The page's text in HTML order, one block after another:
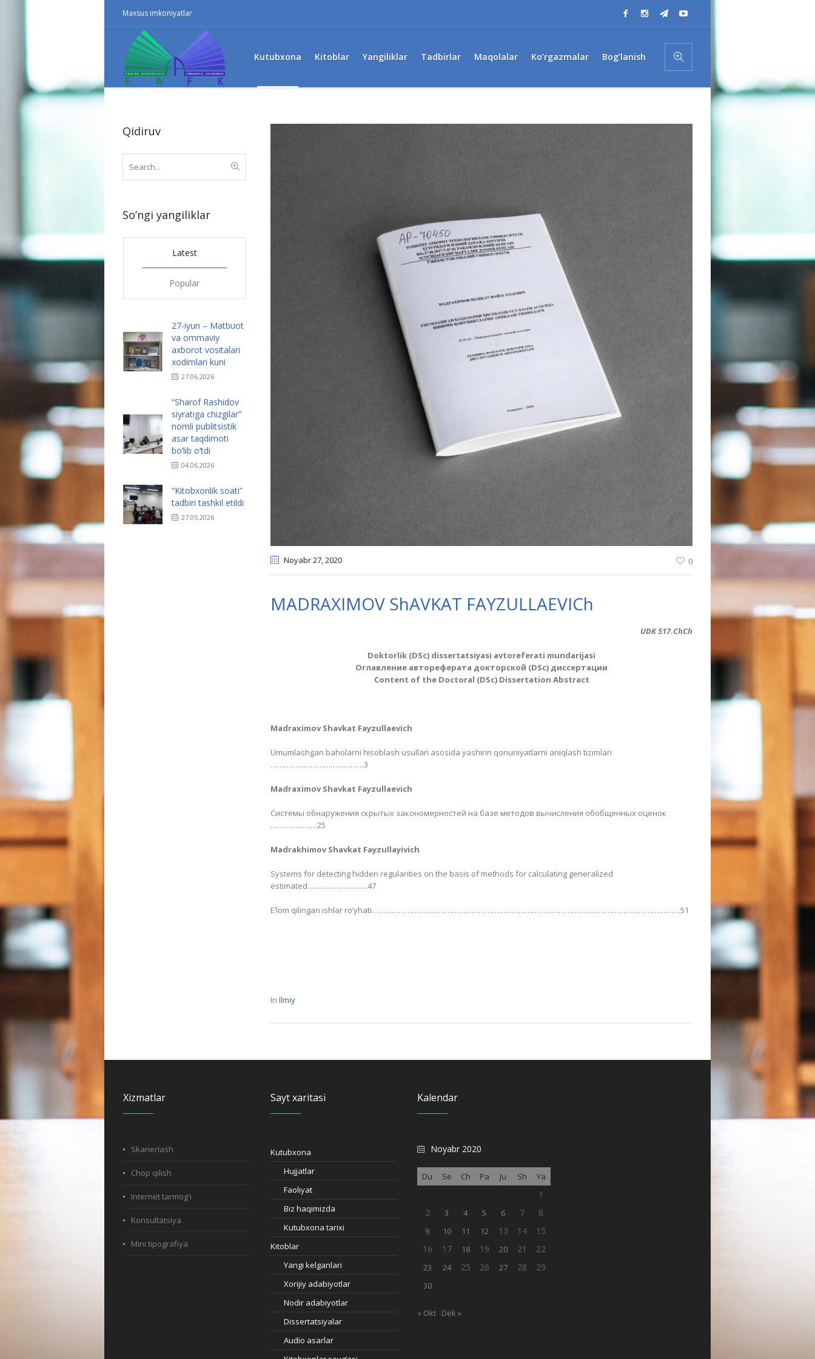
Maxsus imkoniyatlar
Kutubxona Kitoblar Yangiliklar Tadbirlar Maqolalar Ko’rgazmalar Bog’lanish
Noyabr 27 , 2020 0
MАDRАXIMOV ShАVKАT FАYZULLАEVICh
UDK 517.ChCh
Doktorlik (DSc) dissertatsiyasi avtoreferati mundarijasi
Оглавление автореферата докторской (DSc) диссертации
Content of the Doctoral (DSc) Dissertation Abstract
Madraximov Shavkat Fayzullaevich
Umumlashgan baholarni hisoblash usullari asosida yashirin qonuniyatlarni aniqlash tizimlari
……………………………………3
Madraximov Shavkat Fayzullaevich
Системы обнаружения скрытых закономерностей на базе методов вычисления обобщенных оценок
…………………25
Madrakhimov Shavkat Fayzullayivich
Systems for detecting hidden regularities on the basis of methods for calculating generalized
estimated………………………47
E’lom qilingan ishlar ro’yhati………………………………………………………………………………………………………………………….51
InIlmiy
Qidiruv
So’ngi yangiliklar
Latest
Popular
27-iyun – Matbuot
va ommaviy
axborot vositalari
xodimlari kuni
27.06.2026
“Sharof Rashidov
siyratiga chizgilar”
nomli publitsistik
asar taqdimoti
bo‘lib o‘tdi
04.06.2026
“Kitobxonlik soati”
tadbiri tashkil etildi
27.05.2026
Xizmatlar
Skanerlash
Chop qilish
Internet tarmog'i
Konsultatsiya
Mini tipografiya
Sayt xaritasi
Kutubxona
Hujjatlar
Faoliyat
Biz haqimizda
Kutubxona tarixi
Kitoblar
Yangi kelganlari
Xorijiy adabiyotlar
Nodir adabiyotlar
Dissertatsiyalar
Audio asarlar
Kalendar
Noyabr 2020
Du Se Ch Pa Ju Sh Ya
1
2
3 4 5 6 7 8
9 10 11 12 13 14
15
16
17 18 19 20 21 22
23 24 25 26 27 28 29
30
« Okt Dek »